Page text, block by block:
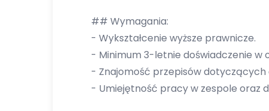
## Wymagania:
- Wykształcenie wyższe prawnicze.
- Minimum 3-letnie doświadczenie w
- Znajomość przepisów
- Umiejętność pracy w zespole oraz